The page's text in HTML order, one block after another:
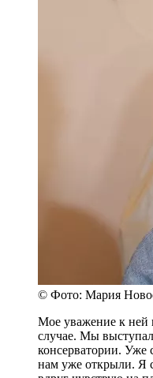
© Фото: Мария
Мое уважение к ней
случае. Мы
консерватории. Уже
нам уже открыли. Я